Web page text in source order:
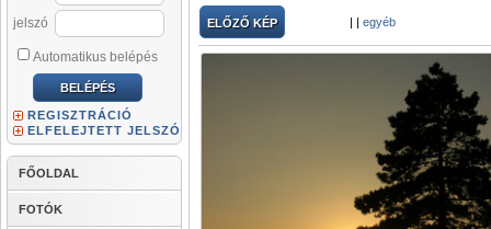
jelszó
Automatikus belépés
REGISZTRÁCIÓ
ELFELEJTETT JELSZÓ
FŐOLDAL
FOTÓK
ELŐZŐ KÉP | | egyéb